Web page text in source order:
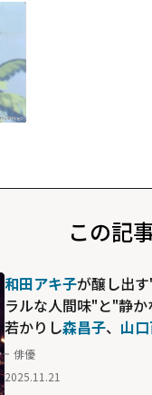
この記
和田アキ子が醸し出
ラルな人間味"と"静か
若かりし森昌子、 山
との共演も必見な「と
ろ」
俳優
2025.11.21